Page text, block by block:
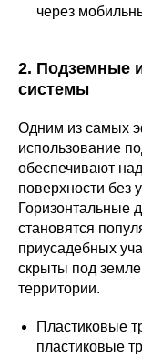
через
2. Подземные
системы
Одним из самых
использование
обеспечивают
поверхности
Горизонтальные
становятся
приусадебных
скрыты под
территории.
Пластиковые
пластиковые